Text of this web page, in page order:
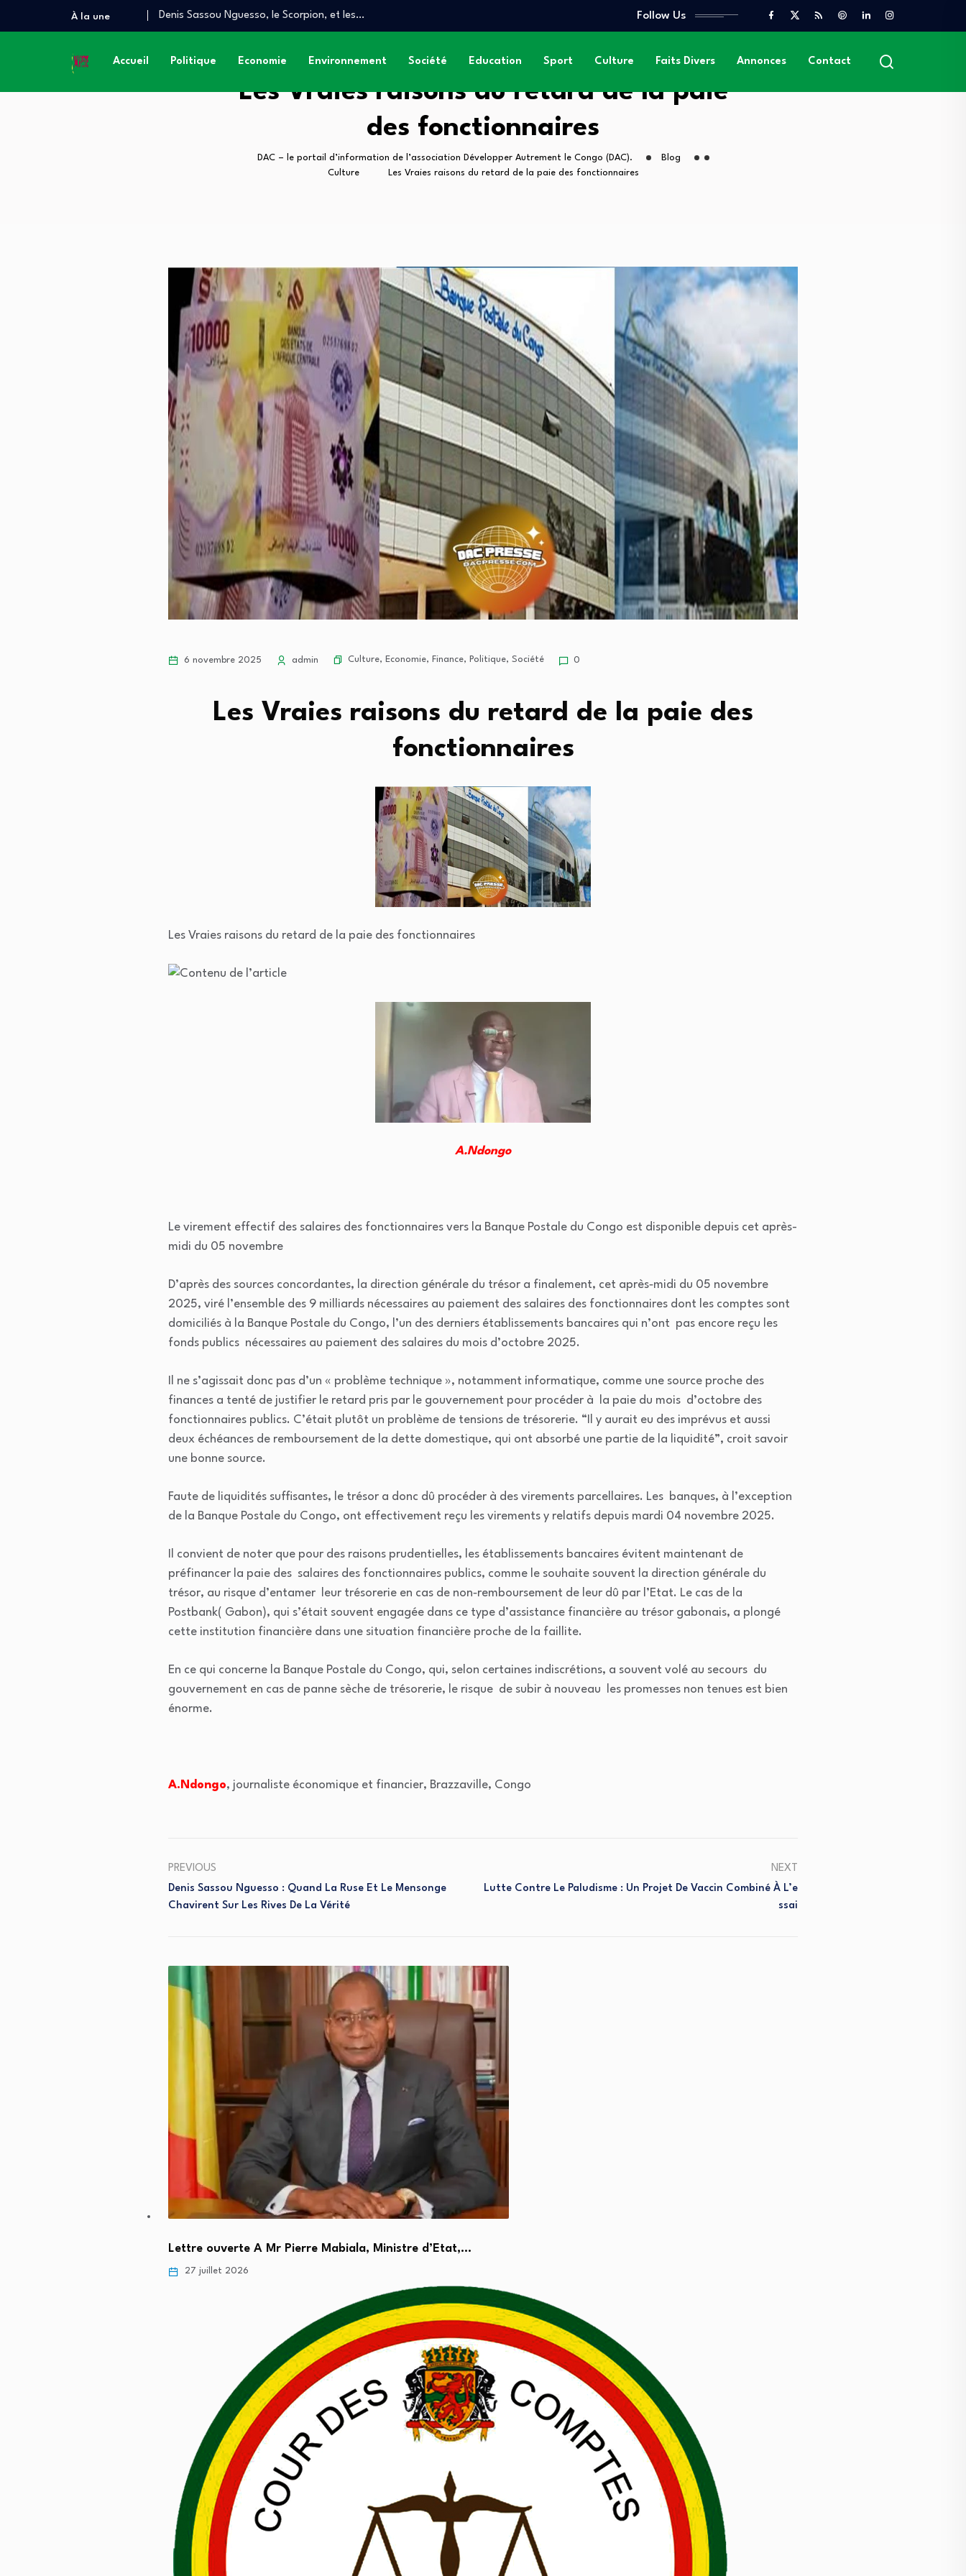
À la une
Denis Sassou Nguesso, le Scorpion, et les…
Quand le Congo brûle, le Prince danse
Follow Us
Accueil Politique Economie Environnement Société Education Sport Culture Faits Divers Annonces Contact
Les Vraies raisons du retard de la paie
des fonctionnaires
DAC – le portail d’information de l’association Développer Autrement le Congo (DAC).
Blog
Culture
Les Vraies raisons du retard de la paie des fonctionnaires
6 novembre 2025 admin Culture, Economie, Finance, Politique, Société 0
Les Vraies raisons du retard de la paie des
fonctionnaires
Les Vraies raisons du retard de la paie des fonctionnaires
A.Ndongo
Le virement effectif des salaires des fonctionnaires vers la Banque Postale du Congo est disponible depuis cet après-
midi du 05 novembre
D’après des sources concordantes, la direction générale du trésor a finalement, cet après‑midi du 05 novembre
2025, viré l’ensemble des 9 milliards nécessaires au paiement des salaires des fonctionnaires dont les comptes sont
domiciliés à la Banque Postale du Congo, l’un des derniers établissements bancaires qui n’ont pas encore reçu les
fonds publics nécessaires au paiement des salaires du mois d’octobre 2025.
Il ne s’agissait donc pas d’un « problème technique », notamment informatique, comme une source proche des
finances a tenté de justifier le retard pris par le gouvernement pour procéder à la paie du mois d’octobre des
fonctionnaires publics. C’était plutôt un problème de tensions de trésorerie. “Il y aurait eu des imprévus et aussi
deux échéances de remboursement de la dette domestique, qui ont absorbé une partie de la liquidité”, croit savoir
une bonne source.
Faute de liquidités suffisantes, le trésor a donc dû procéder à des virements parcellaires. Les banques, à l’exception
de la Banque Postale du Congo, ont effectivement reçu les virements y relatifs depuis mardi 04 novembre 2025.
Il convient de noter que pour des raisons prudentielles, les établissements bancaires évitent maintenant de
préfinancer la paie des salaires des fonctionnaires publics, comme le souhaite souvent la direction générale du
trésor, au risque d’entamer leur trésorerie en cas de non‑remboursement de leur dû par l’Etat. Le cas de la
Postbank( Gabon), qui s’était souvent engagée dans ce type d’assistance financière au trésor gabonais, a plongé
cette institution financière dans une situation financière proche de la faillite.
En ce qui concerne la Banque Postale du Congo, qui, selon certaines indiscrétions, a souvent volé au secours du
gouvernement en cas de panne sèche de trésorerie, le risque de subir à nouveau les promesses non tenues est bien
énorme.
A.Ndongo, journaliste économique et financier, Brazzaville, Congo
PREVIOUS
Denis Sassou Nguesso : Quand La Ruse Et Le Mensonge
Chavirent Sur Les Rives De La Vérité
NEXT
Lutte Contre Le Paludisme : Un Projet De Vaccin Combiné À L’e
Ssai
Lettre ouverte A Mr Pierre Mabiala, Ministre d’Etat,…
27 juillet 2026